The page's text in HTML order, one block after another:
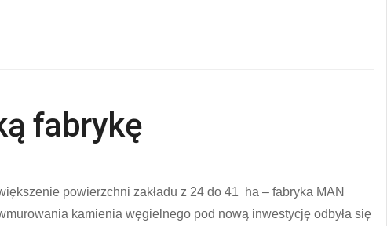
fabrykę
powierzchni zakładu z 24 do 41 ha – fabryka MAN
kamienia węgielnego pod nową inwestycję odbyła się